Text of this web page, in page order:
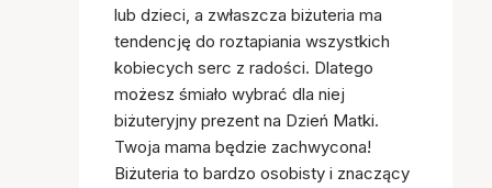
lub dzieci, a zwłaszcza biżuteria ma
tendencję do roztapiania wszystkich
kobiecych serc z radości. Dlatego
możesz śmiało wybrać dla niej
biżuteryjny prezent na Dzień Matki.
Twoja mama będzie zachwycona!
Biżuteria to bardzo osobisty i znaczący